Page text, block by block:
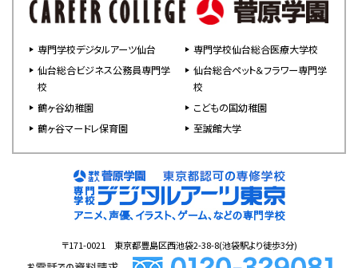
専門学校デジタルアーツ仙台
専門学校仙台総合医療大学校
仙台総合ビジネス公務員専門学
校
仙台総合ペット＆フラワー専門学
校
鶴ヶ谷幼稚園
こどもの国幼稚園
鶴ヶ谷マードレ保育園
至誠館大学
〒171-0021 東京都豊島区西池袋2-38-8(池袋駅より徒歩3分)